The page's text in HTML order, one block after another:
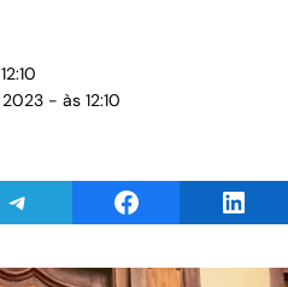
- às 12:10
Share on TelegramShare on Facebook